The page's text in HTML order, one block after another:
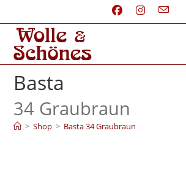
Basta
34 Graubraun
> Shop > Basta 34 Graubraun